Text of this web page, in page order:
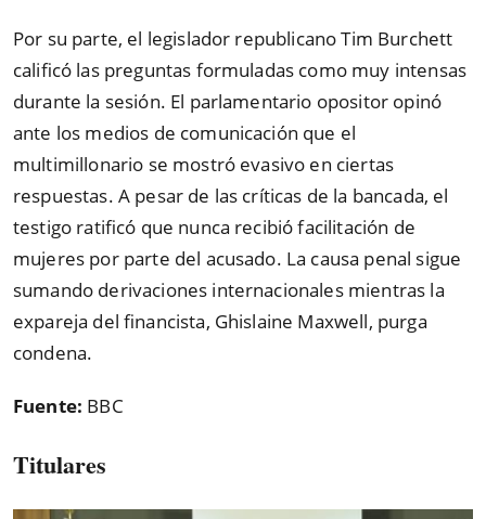
Por su parte, el legislador republicano Tim Burchett
calificó las preguntas formuladas como muy intensas
durante la sesión. El parlamentario opositor opinó
ante los medios de comunicación que el
multimillonario se mostró evasivo en ciertas
respuestas. A pesar de las críticas de la bancada, el
testigo ratificó que nunca recibió facilitación de
mujeres por parte del acusado. La causa penal sigue
sumando derivaciones internacionales mientras la
expareja del financista, Ghislaine Maxwell, purga
condena.
Fuente: BBC
Titulares